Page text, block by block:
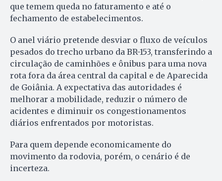
que temem queda no faturamento e até o
fechamento de estabelecimentos.
O anel viário pretende desviar o fluxo de veículos
pesados do trecho urbano da BR-153, transferindo a
circulação de caminhões e ônibus para uma nova
rota fora da área central da capital e de Aparecida
de Goiânia. A expectativa das autoridades é
melhorar a mobilidade, reduzir o número de
acidentes e diminuir os congestionamentos
diários enfrentados por motoristas.
Para quem depende economicamente do
movimento da rodovia, porém, o cenário é de
incerteza.